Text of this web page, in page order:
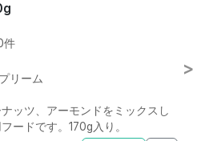
件
リーム
ッツ、アーモンドをミックスし
ードです。170g入り。